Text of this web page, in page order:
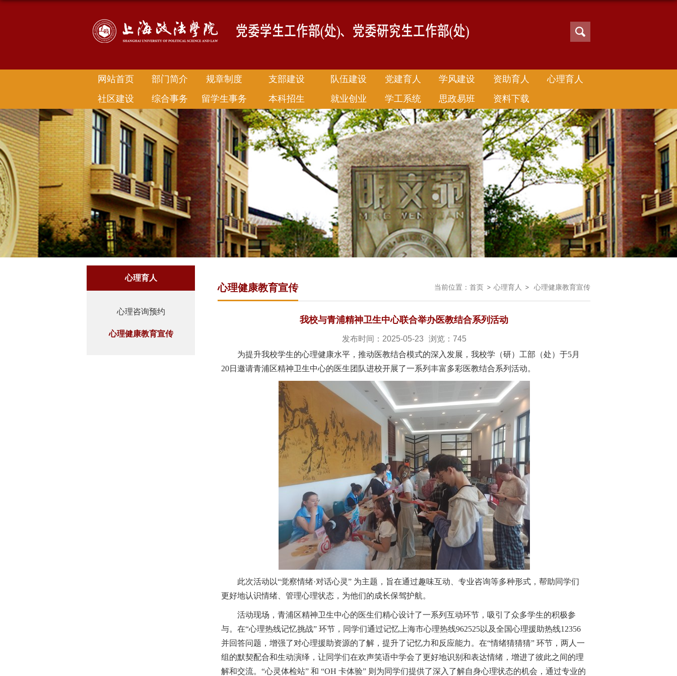
网站首页 部门简介 规章制度 支部建设 队伍建设 党建育人 学风建设 资助育人
心理育人
社区建设
综合事务 留学生事务 本科招生 就业创业 学工系统 思政易班 资料下载
心理育人
心理咨询预约
心理健康教育宣传
当前位置： 首页 心理育人 心理健康教育宣传
心理健康教育宣传
我校与青浦精神卫生中心联合举办医教结合系列活动
发布时间：2025-05-23 浏览： 745
为提升我校学生的心理健康水平，推动医教结合模式的深入发展，我校学（研）工部（处）于5月
20日邀请青浦区精神卫生中心的医生团队进校开展了一系列丰富多彩医教结合系列 活动。
此次活动以“觉察情绪·对话心灵” 为主题，旨在通过趣味互动、专业咨询等多种形式，帮助同学们
更好地认识情绪、管理心理状态，为他们的成长保驾护航。
活动现场，青浦区精神卫生中心的医生们精心设计了一系列互动环节，吸引了众多学生的积极参
与。在“心理热线记忆挑战” 环节， 同学们通过记忆上海市心理热线962525以及全国心理援助热线12356
并回答问题，增强了对心理援助资源的了解，提升了记忆力和反应能力。在“情绪猜猜猜” 环节，两人一
组的默契配合和生动演绎，让同学们在欢声笑语中学会了更好地识别和表达情绪，增进了彼此之间的理
解和交流。 “心灵体检站” 和 “OH 卡体验” 则为同学们提供了深入了解自身心理状态的机会 ， 通过专业的